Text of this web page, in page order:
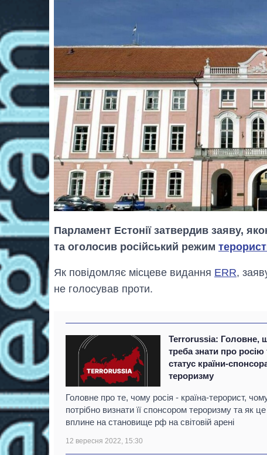
Парламент Естонії затвердив заяву,
та оголосив російський режим
Як повідомляє місцеве видання ERR,
не голосував проти.
Terrorussia: Головне,
треба знати про росію
статус країни-
тероризму
Головне про те, чому росія - країна-терорист,
потрібно визнати її спонсором тероризму та як це
вплине на становище рф на світовій арені
12 вересня 2022, 15:30